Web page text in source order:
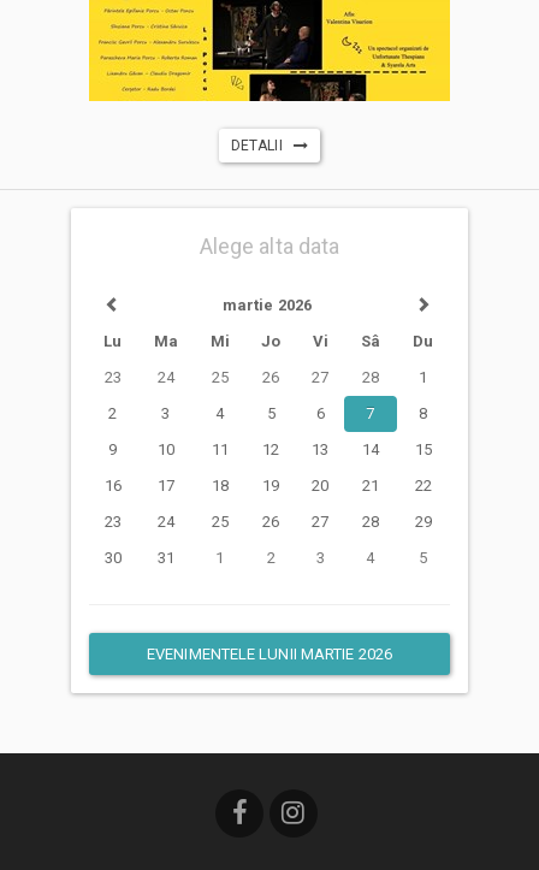
DETALII
Alege alta data
martie 2026
Lu
Ma Mi Jo Vi Sâ
Du
23
24 25 26 27 28
1
2
3 4 5 6 7
8
9
10 11 12 13 14
15
16
17 18 19 20 21
22
23
24 25 26 27 28
29
30
31 1 2 3 4 5
EVENIMENTELE LUNII MARTIE 2026